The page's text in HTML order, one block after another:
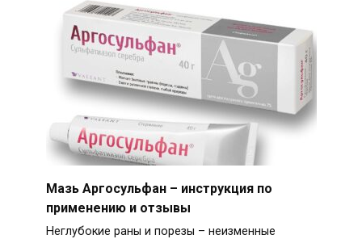
Мазь Аргосульфан – инструкция по
применению и отзывы
Неглубокие раны и порезы – неизменные